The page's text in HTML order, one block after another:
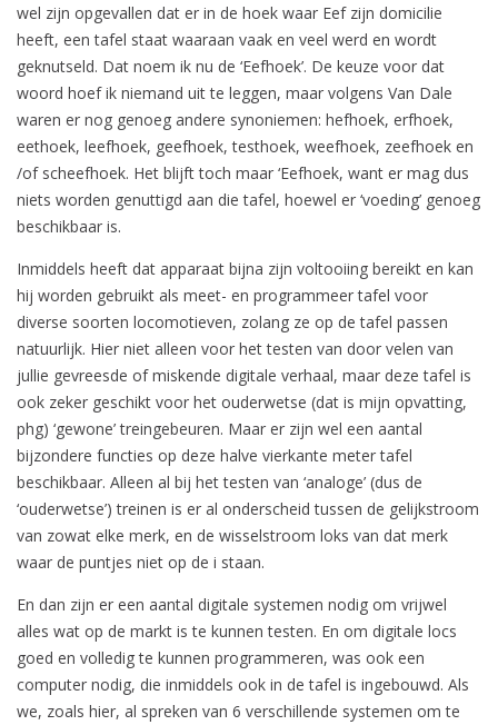
wel zijn opgevallen dat er in de hoek waar Eef zijn domicilie
heeft, een tafel staat waaraan vaak en veel werd en wordt
geknutseld. Dat noem ik nu de ‘Eefhoek’. De keuze voor dat
woord hoef ik niemand uit te leggen, maar volgens Van Dale
waren er nog genoeg andere synoniemen: hefhoek, erfhoek,
eethoek, leefhoek, geefhoek, testhoek, weefhoek, zeefhoek en
/of scheefhoek. Het blijft toch maar ‘Eefhoek, want er mag dus
niets worden genuttigd aan die tafel, hoewel er ‘voeding’ genoeg
beschikbaar is.
Inmiddels heeft dat apparaat bijna zijn voltooiing bereikt en kan
hij worden gebruikt als meet- en programmeer tafel voor
diverse soorten locomotieven, zolang ze op de tafel passen
natuurlijk. Hier niet alleen voor het testen van door velen van
jullie gevreesde of miskende digitale verhaal, maar deze tafel is
ook zeker geschikt voor het ouderwetse (dat is mijn opvatting,
phg) ‘gewone’ treingebeuren. Maar er zijn wel een aantal
bijzondere functies op deze halve vierkante meter tafel
beschikbaar. Alleen al bij het testen van ‘analoge’ (dus de
‘ouderwetse’) treinen is er al onderscheid tussen de gelijkstroom
van zowat elke merk, en de wisselstroom loks van dat merk
waar de puntjes niet op de i staan.
En dan zijn er een aantal digitale systemen nodig om vrijwel
alles wat op de markt is te kunnen testen. En om digitale locs
goed en volledig te kunnen programmeren, was ook een
computer nodig, die inmiddels ook in de tafel is ingebouwd. Als
we, zoals hier, al spreken van 6 verschillende systemen om te